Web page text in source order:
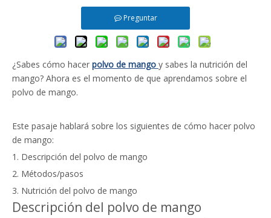
Preguntar
¿Sabes cómo hacer polvo de mango y sabes la nutrición del
mango? Ahora es el momento de que aprendamos sobre el
polvo de mango.
Este pasaje hablará sobre los siguientes de cómo hacer polvo
de mango:
1. Descripción del polvo de mango
2. Métodos/pasos
3. Nutrición del polvo de mango
Descripción del polvo de mango